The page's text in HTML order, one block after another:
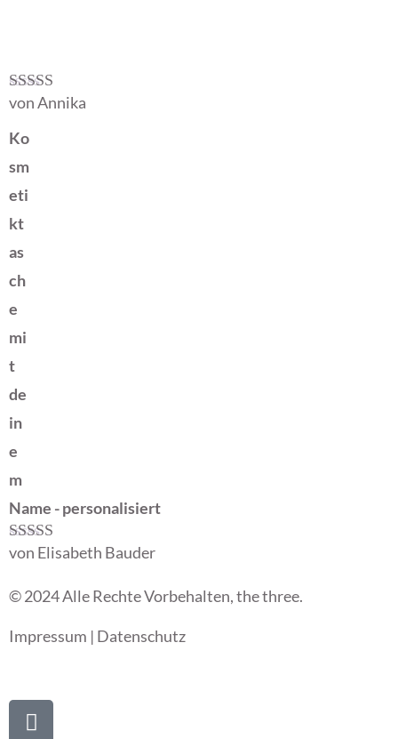
Bewertet mit
von Annika
Ko
sm
eti
kt
as
ch
e
mi
t
de
in
e
m
Name - personalisiert
Bewertet mit
von Elisabeth Bauder
© 2024 Alle Rechte Vorbehalten, the three.
Impressum | Datenschutz